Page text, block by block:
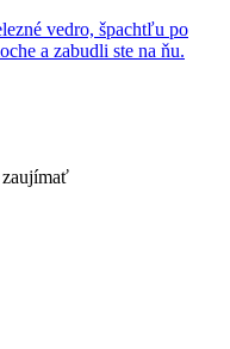
vedro, špachtľu po
a zabudli ste na ňu.
zaujímať